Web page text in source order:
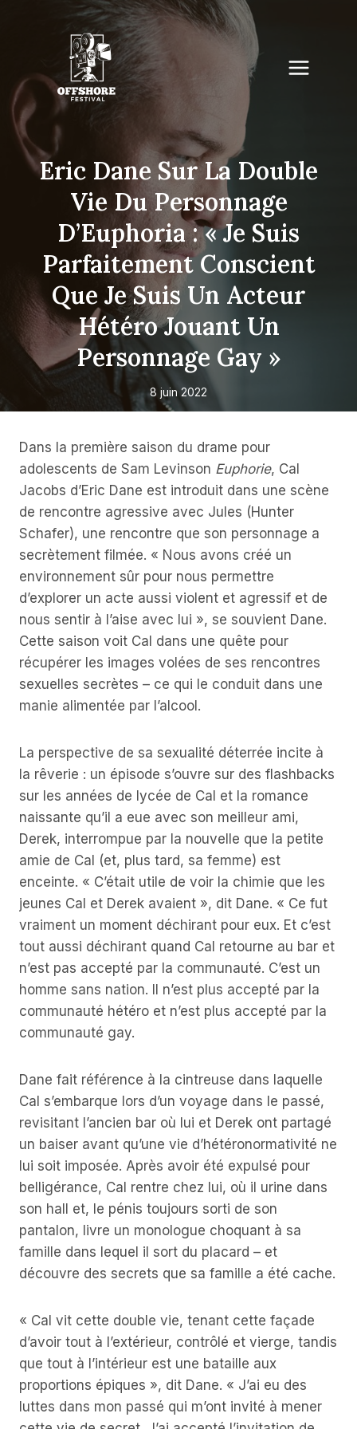
Eric Dane Sur La Double
Vie Du Personnage
D’Euphoria : « Je Suis
Parfaitement Conscient
Que Je Suis Un Acteur
Hétéro Jouant Un
Personnage Gay »
8 juin 2022
Dans la première saison du drame pour
adolescents de Sam Levinson Euphorie, Cal
Jacobs d’Eric Dane est introduit dans une scène
de rencontre agressive avec Jules (Hunter
Schafer), une rencontre que son personnage a
secrètement filmée. « Nous avons créé un
environnement sûr pour nous permettre
d’explorer un acte aussi violent et agressif et de
nous sentir à l’aise avec lui », se souvient Dane.
Cette saison voit Cal dans une quête pour
récupérer les images volées de ses rencontres
sexuelles secrètes – ce qui le conduit dans une
manie alimentée par l’alcool.
La perspective de sa sexualité déterrée incite à
la rêverie : un épisode s’ouvre sur des flashbacks
sur les années de lycée de Cal et la romance
naissante qu’il a eue avec son meilleur ami,
Derek, interrompue par la nouvelle que la petite
amie de Cal (et, plus tard, sa femme) est
enceinte. « C’était utile de voir la chimie que les
jeunes Cal et Derek avaient », dit Dane. « Ce fut
vraiment un moment déchirant pour eux. Et c’est
tout aussi déchirant quand Cal retourne au bar et
n’est pas accepté par la communauté. C’est un
homme sans nation. Il n’est plus accepté par la
communauté hétéro et n’est plus accepté par la
communauté gay.
Dane fait référence à la cintreuse dans laquelle
Cal s’embarque lors d’un voyage dans le passé,
revisitant l’ancien bar où lui et Derek ont ​​partagé
un baiser avant qu’une vie d’hétéronormativité ne
lui soit imposée. Après avoir été expulsé pour
belligérance, Cal rentre chez lui, où il urine dans
son hall et, le pénis toujours sorti de son
pantalon, livre un monologue choquant à sa
famille dans lequel il sort du placard – et
découvre des secrets que sa famille a été cache.
« Cal vit cette double vie, tenant cette façade
d’avoir tout à l’extérieur, contrôlé et vierge, tandis
que tout à l’intérieur est une bataille aux
proportions épiques », dit Dane. « J’ai eu des
luttes dans mon passé qui m’ont invité à mener